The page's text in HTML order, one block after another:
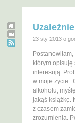
23 sty 2013 o
którym
interesują.
w moje życie.
alkoholu,
jakąś książkę.
z czasem
zrozumienia.